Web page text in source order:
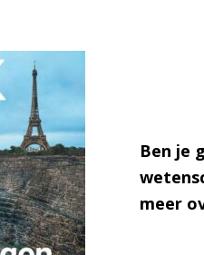
Ben je
meer